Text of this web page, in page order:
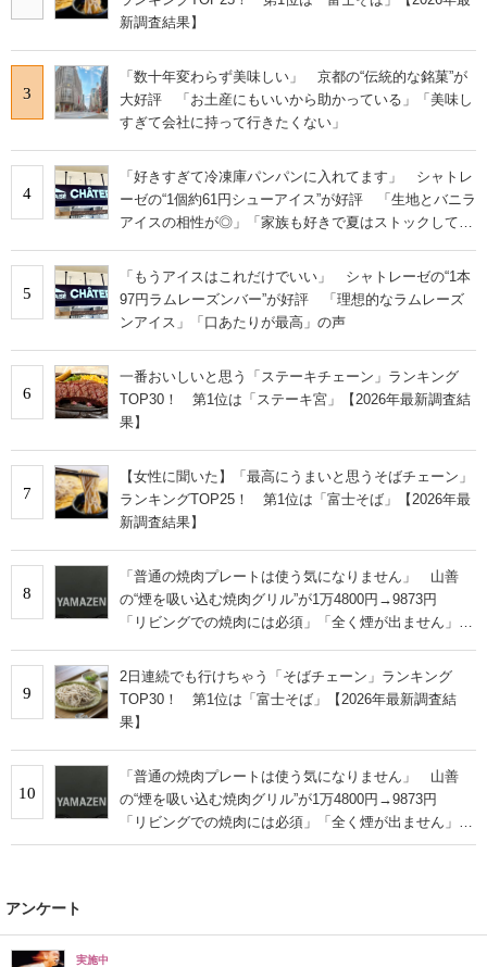
新調査結果】
3
「数十年変わらず美味しい」 京都の“伝統的な銘菓”が
大好評 「お土産にもいいから助かっている」「美味し
すぎて会社に持って行きたくない」
4
「好きすぎて冷凍庫パンパンに入れてます」 シャトレ
ーゼの“1個約61円シューアイス”が好評 「生地とバニラ
アイスの相性が◎」「家族も好きで夏はストックして
5
「もうアイスはこれだけでいい」 シャトレーゼの“1本
97円ラムレーズンバー”が好評 「理想的なラムレーズ
ンアイス」「口あたりが最高」の声
6
一番おいしいと思う「ステーキチェーン」ランキング
TOP30！ 第1位は「ステーキ宮」【2026年最新調査結
果】
7
【女性に聞いた】「最高にうまいと思うそばチェーン」
ランキングTOP25！ 第1位は「富士そば」【2026年最
新調査結果】
8
「普通の焼肉プレートは使う気になりません」 山善
の“煙を吸い込む焼肉グリル”が1万4800円→9873円
「リビングでの焼肉には必須」「全く煙が出ません」と
9
2日連続でも行けちゃう「そばチェーン」ランキング
TOP30！ 第1位は「富士そば」【2026年最新調査結
果】
10
「普通の焼肉プレートは使う気になりません」 山善
の“煙を吸い込む焼肉グリル”が1万4800円→9873円
「リビングでの焼肉には必須」「全く煙が出ません」と
絶賛
アンケート
実施中